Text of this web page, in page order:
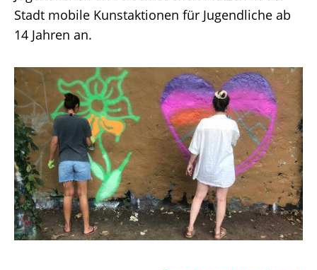
Stadt mobile Kunstaktionen für Jugendliche ab
14 Jahren an.